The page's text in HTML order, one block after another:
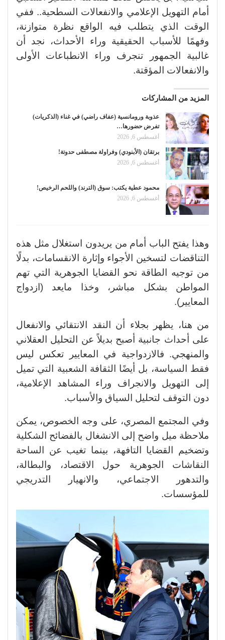
أمام التهويل الإعلامي والانفعالات السطحية.. ففي
الوقت الذي يتطلب فيه الواقع نظرة متوازنة،
وفهمًا للأسباب الحقيقية وراء الأحداث، نجد أن
غالبية الجمهور تنجرف وراء الانطباعات الأولى
والانفعالات المؤقتة.
المزيد من المشاركات
عذوبة ورومانسية (عفاف راضي) في غناء (الذكريات)
تفرض حضورها…
أغسطس 6, 2026
برتقان (الأبنودي) وفراولة مصطفى حدوتة!
أغسطس 6, 2026
محمود عطية يكتب: سوق (الترند) واللحم الرخيص!
أغسطس 6, 2026
وهذا يفتح الباب أمام من يريدون استغلال مثل هذه
التناقضات لتسخين الأجواء وإثارة الانقسامات، بدلًا
من توجيه الطاقة نحو القضايا الجوهرية التي تهم
المواطن بشكل مباشر، وخذا مايعد (ازدواج
المعايير).
من هنا، يظهر بجلاء أن النقد الانتقائي والانفعال
على أحداث جانبية أصبح بديلاً عن التحليل العقلاني
والمنهجي. فالازدواجية في المعايير تعكس ليس
فقط السياسة، بل أيضًا الثقافة الشعبية التي تميل
إلى التهويل والانجراف وراء المشاهد الإعلامية،
دون التوقف لتحليل السياق والأسباب.
وفي المجتمع المصري، على وجه الخصوص، يمكن
ملاحظة ميل واضح إلى الانشغال بالفضائح الشكلية
وتضخيم القضايا التافهة، بينما تغيب عن الساحة
النقاشات الجوهرية حول الاقتصاد، والبطالة،
والتدهور الاجتماعي، والانهيار التدريجي
للمؤسسات.